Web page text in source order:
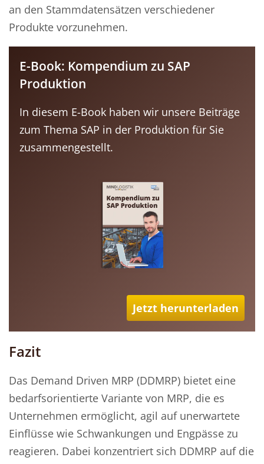
an den Stammdatensätzen verschiedener
Produkte vorzunehmen.
E-Book: Kompendium zu SAP
Produktion
In diesem E-Book haben wir unsere Beiträge
zum Thema SAP in der Produktion für Sie
zusammengestellt.
Jetzt herunterladen
Fazit
Das Demand Driven MRP (DDMRP) bietet eine
bedarfsorientierte Variante von MRP, die es
Unternehmen ermöglicht, agil auf unerwartete
Einflüsse wie Schwankungen und Engpässe zu
reagieren. Dabei konzentriert sich DDMRP auf die